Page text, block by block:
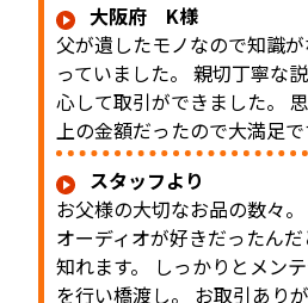
大阪府 K様
父が遺したモノなので知識
っていました。 親切丁寧な
心して取引ができました。
上の金額だったので大満足で
スタッフより
お父様の大切なお品の数々
オーディオが好きだったん
知れます。 しっかりとメン
を行い橋渡し。 お取引あり